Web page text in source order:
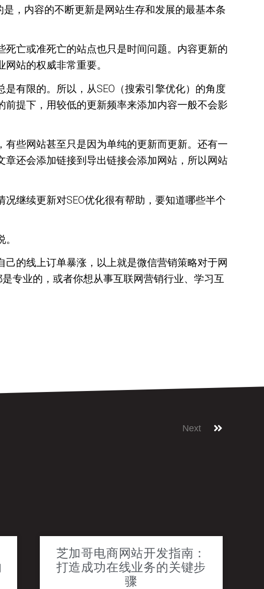
，内容的不断更新是网站生存和发展的最基本条
亡或准死亡的站点也只是时间问题。内容更新的
站的权威非常重要。
有限的。所以，从SEO（搜索引擎优化）的角度
提下，用较低的更新频率来添加内容一般不会影
些网站甚至只是因为单纯的更新而更新。还有一
还会添加链接到导出链接会添加网站，所以网站
继续更新对SEO优化很有帮助，要知道哪些半个
的线上订单暴涨，以上就是微信营销策略对于网
专业的，或者你想从事互联网营销行业、学习互
Next
芝加哥电商网站开发指南：
打造成功在线业务的关键步
骤